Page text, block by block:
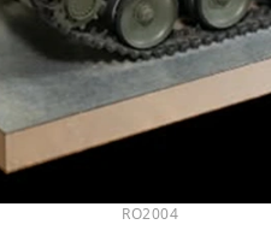
RO2004